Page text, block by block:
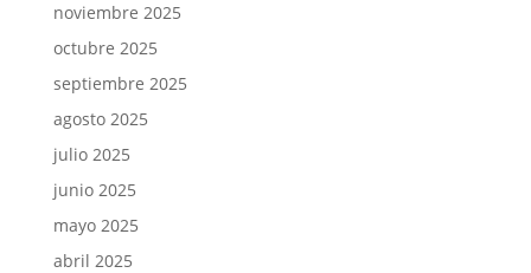
noviembre 2025
octubre 2025
septiembre 2025
agosto 2025
julio 2025
junio 2025
mayo 2025
abril 2025